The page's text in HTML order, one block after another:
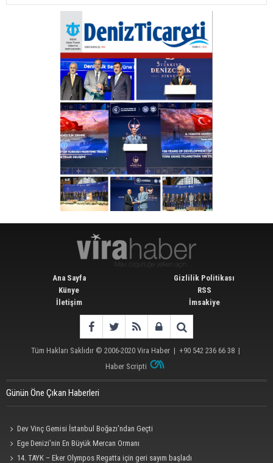
Ana Sayfa
Künye
İletişim
Gizlilik Politikası
RSS
İmsakiye
Tüm Hakları Saklıdır © 2006-2020 Vira Haber | +90 542 236 66 38 |
Haber Scripti
Günün Öne Çıkan Haberleri
Dev Vinç Gemisi İstanbul Boğazı'ndan Geçti
Ege Denizi’nin En Büyük Mercan Ormanı
14. TAYK – Eker Olympos Regatta için geri sayım başladı